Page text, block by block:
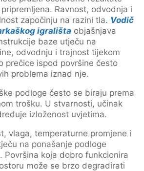
Ravnost, odvodnja i
započinju na razini tla. Vodič
igrališta objašnjava
baze utječu na
odvodnju i trajnost tijekom
prečice ispod površine često
problema iznad nje.
podloge često se biraju prema
trošku. U stvarnosti, učinak
izloženost uvjetima.
vlaga, temperaturne promjene i
na ponašanje podloge
Površina koja dobro funkcionira
može se brzo degradirati